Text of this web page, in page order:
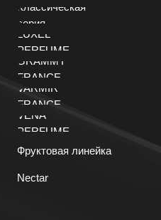
GRAMMY
FRANCE
Классическая
серия
LUXEL
PERFUME
VARMIR
FRANCE
VENA
PERFUME
Фруктовая линейка
Nectar